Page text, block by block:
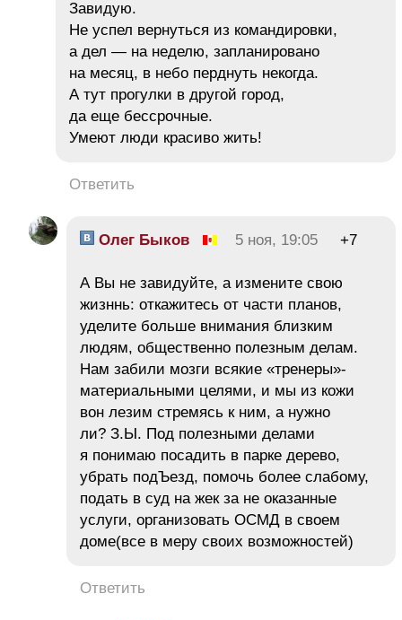
Завидую.
Не успел вернуться из командировки,
а дел — на неделю, запланировано
на месяц, в небо перднуть некогда.
А тут прогулки в другой город,
да еще бессрочные.
Умеют люди красиво жить!
Ответить
Олег Быков 5 ноя, 19:05 +7
А Вы не завидуйте, а измените свою
жизннь: откажитесь от части планов,
уделите больше внимания близким
людям, общественно полезным делам.
Нам забили мозги всякие «тренеры»-
материальными целями, и мы из кожи
вон лезим стремясь к ним, а нужно
ли? З.Ы. Под полезными делами
я понимаю посадить в парке дерево,
убрать подЪезд, помочь более слабому,
подать в суд на жек за не оказанные
услуги, организовать ОСМД в своем
доме(все в меру своих возможностей)
Ответить